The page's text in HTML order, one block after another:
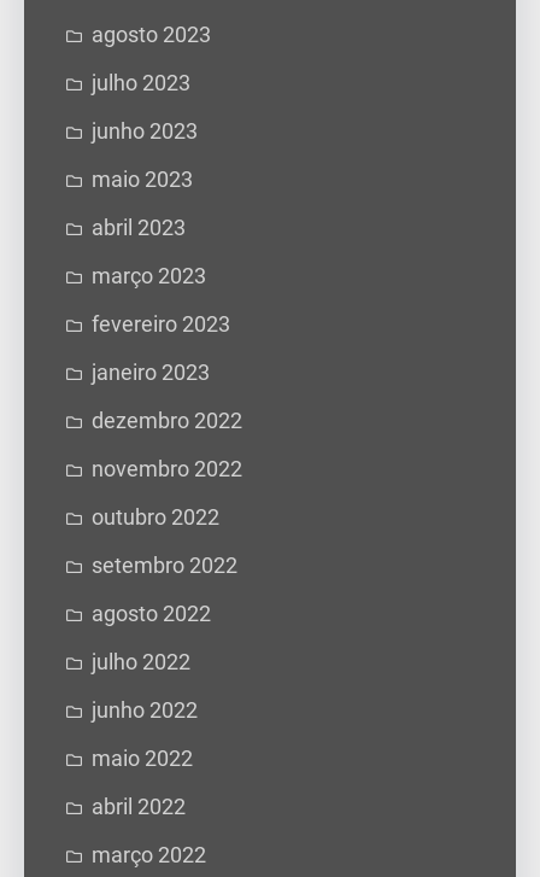
agosto 2023
julho 2023
junho 2023
maio 2023
abril 2023
março 2023
fevereiro 2023
janeiro 2023
dezembro 2022
novembro 2022
outubro 2022
setembro 2022
agosto 2022
julho 2022
junho 2022
maio 2022
abril 2022
março 2022